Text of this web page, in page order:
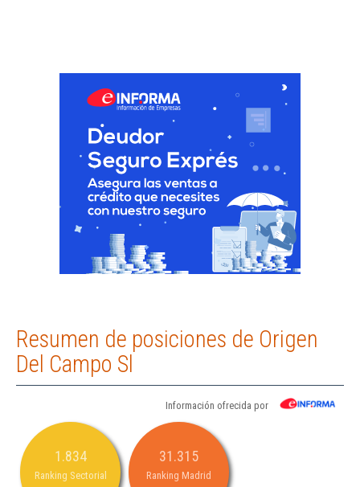
Resumen de posiciones de Origen
Del Campo Sl
Información ofrecida por
1.834
Ranking Sectorial
31.315
Ranking Madrid